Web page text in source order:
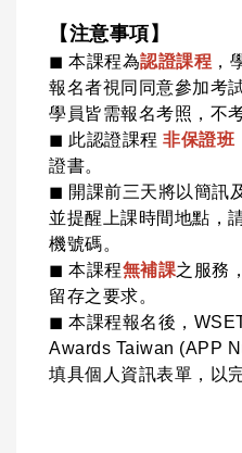
【注意事項】
◼ 本課程為認證課程 ，
報名者視同同意參加考
學員皆需報名考照，不
◼ 此認證課程 非保證班
證書。
◼ 開課前三天將以簡訊
並提醒上課時間地點，
機號碼。
◼ 本課程無補課之服務
留存之要求。
◼ 本課程報名後，
Awards Taiwan (APP
填具個人資訊表單，以